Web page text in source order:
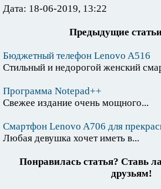
Дата: 18-06-2019, 13:22
Предыдущие
Бюджетный телефон Lenovo A516
Стильный и недорогой женский
Программа Notepad++
Свежее издание очень мощного...
Смартфон Lenovo A706 для
Любая девушка хочет иметь в...
Понравилась статья? Ставь
друзьям!